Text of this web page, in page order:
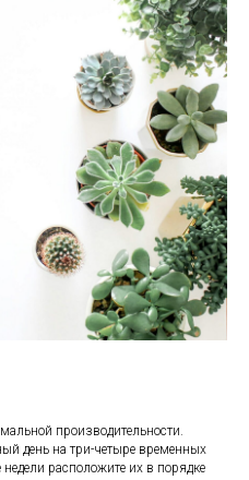
производительности.
день на три-четыре временных
недели расположите их в порядке